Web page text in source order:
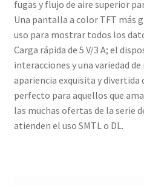
fugas y flujo de aire superior
Una pantalla a color TFT más
uso para mostrar todos los
Carga rápida de 5 V/3 A; el
interacciones y una variedad
apariencia exquisita y divertida
perfecto para aquellos que
las muchas ofertas de la serie
atienden el uso SMTL o DL.